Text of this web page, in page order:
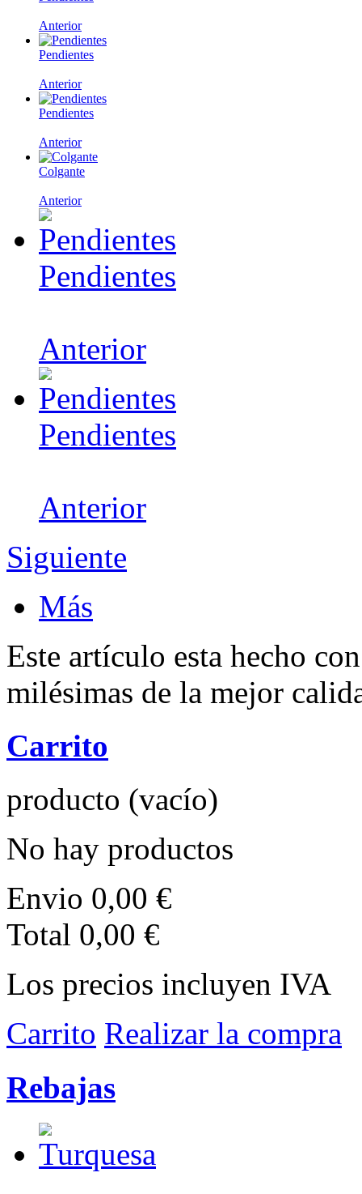
Anterior
Pendientes
Anterior
Pendientes
Anterior
Colgante
Anterior
Pendientes
Anterior
Pendientes
Anterior
Siguiente
Más
Este artículo esta hecho
milésimas de la mejor
Carrito
producto (vacío)
No hay productos
Envio 0,00 €
Total 0,00 €
Los precios incluyen IVA
Carrito Realizar la compra
Rebajas